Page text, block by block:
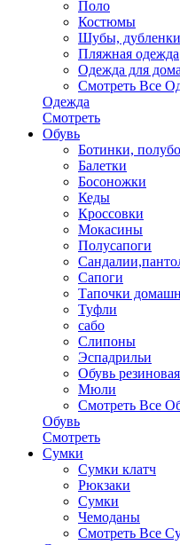
Поло
Костюмы
Шубы, дубленки
Пляжная одежда
Одежда для дома
Смотреть Все
Одежда
Смотреть
Обувь
Ботинки,
Балетки
Босоножки
Кеды
Кроссовки
Мокасины
Полусапоги
Сапоги
Тапочки
Туфли
сабо
Слипоны
Эспадрильи
Обувь резиновая
Мюли
Смотреть Все
Обувь
Смотреть
Сумки
Сумки клатч
Рюкзаки
Сумки
Чемоданы
Смотреть Все